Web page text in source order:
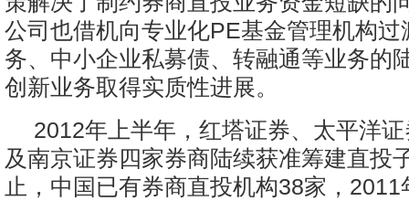
公司也借机向专业化PE基金管理机构过
务、中小企业私募债、转融通等业务的
创新业务取得实质性进展。
2012年上半年，红塔证券、太平洋
及南京证券四家券商陆续获准筹建直投
止，中国已有券商直投机构38家，